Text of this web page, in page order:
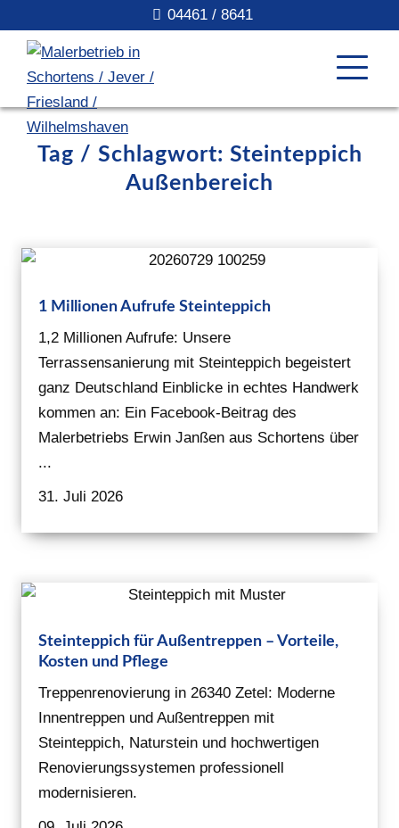
04461 / 8641
Tag / Schlagwort: Steinteppich
Außenbereich
1 Millionen Aufrufe Steinteppich
1,2 Millionen Aufrufe: Unsere
Terrassensanierung mit Steinteppich begeistert
ganz Deutschland Einblicke in echtes Handwerk
kommen an: Ein Facebook-Beitrag des
Malerbetriebs Erwin Janßen aus Schortens über
...
31. Juli 2026
Steinteppich für Außentreppen – Vorteile,
Kosten und Pflege
Treppenrenovierung in 26340 Zetel: Moderne
Innentreppen und Außentreppen mit
Steinteppich, Naturstein und hochwertigen
Renovierungssystemen professionell
modernisieren.